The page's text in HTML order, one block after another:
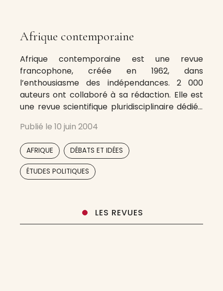
Afrique contemporaine
Afrique contemporaine est une revue
francophone, créée en 1962, dans
l’enthousiasme des indépendances. 2 000
auteurs ont collaboré à sa rédaction. Elle est
une revue scientifique pluridisciplinaire dédiée
s’adresse à tous les acteurs — chercheurs,
étudiants, journalistes, décideurs, membres de
la société civile ou simples observateurs —,
intéressés par
Publié le 10 juin 2004
AFRIQUE DÉBATS ET IDÉES
ÉTUDES POLITIQUES
LES REVUES